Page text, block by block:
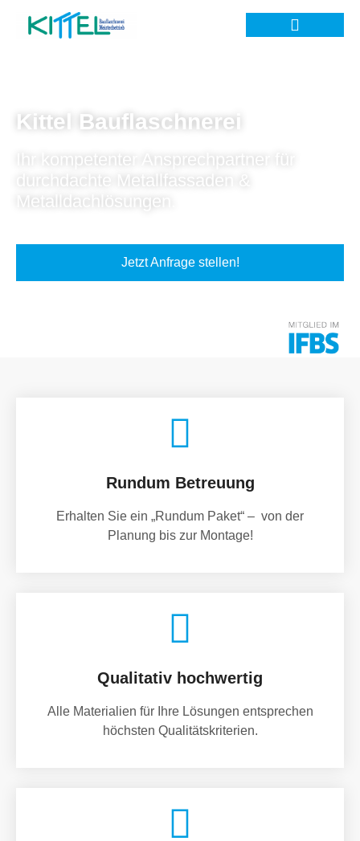
Kittel Bauflaschnerei
Ihr kompetenter Ansprechpartner für
durchdachte Metallfassaden &
Metalldachlösungen.
Jetzt Anfrage stellen!
Rundum Betreuung
Erhalten Sie ein „Rundum Paket“ – von der
Planung bis zur Montage!
Qualitativ hochwertig
Alle Materialien für Ihre Lösungen entsprechen
höchsten Qualitätskriterien.